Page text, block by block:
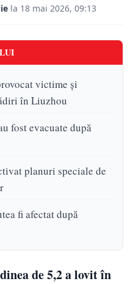
la 18 mai 2026, 09:13
victime și
în Liuzhou
fost evacuate după
planuri speciale de
fi afectat după
de 5,2 a lovit în